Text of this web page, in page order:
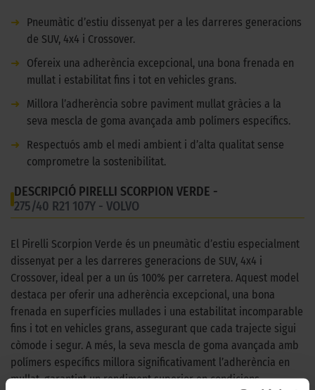
➜
Pneumàtic d’estiu dissenyat per a les darreres generacions
de SUV, 4x4 i Crossover.
➜
Ofereix una adherència excepcional, una bona frenada en
mullat i estabilitat fins i tot en vehicles grans.
➜
Millora l’adherència sobre paviment mullat gràcies a la
seva mescla de goma avançada amb polímers específics.
➜
Respectuós amb el medi ambient i d’alta qualitat sense
comprometre la sostenibilitat.
DESCRIPCIÓ PIRELLI SCORPION VERDE -
275/40 R21 107Y - VOLVO
El Pirelli Scorpion Verde és un pneumàtic d’estiu especialment
dissenyat per a les darreres generacions de SUV, 4x4 i
Crossover, ideal per a un ús 100% per carretera. Aquest model
destaca per oferir una adherència excepcional, una bona
frenada en superfícies mullades i una estabilitat incomparable
fins i tot en vehicles grans, assegurant que cada trajecte sigui
còmode i segur. A més, la seva mescla de goma avançada amb
polímers específics millora significativament l’adherència en
mullat, garantint un rendiment superior en condicions